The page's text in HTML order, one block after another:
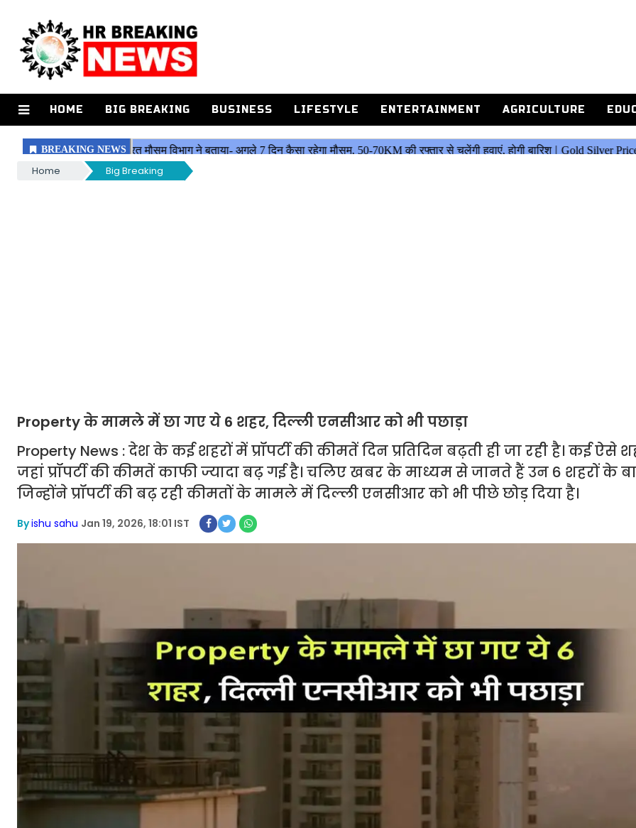
HOME BIG BREAKING BUSINESS LIFESTYLE ENTERTAINMENT AGRICULTURE
Home Big Breaking
Property के मामले में छा गए ये 6 शहर, दिल्ली एनसीआर को भी पछाड़ा
Property News : देश के कई शहरों में प्रॉपर्टी की कीमतें दिन प्रतिदिन बढ़ती ही जा रही है। कई ऐसे
जहां प्रॉपर्टी की कीमतें काफी ज्यादा बढ़ गई है। चलिए खबर के माध्यम से जानते हैं उन 6 शहरों के
जिन्होंने प्रॉपर्टी की बढ़ रही कीमतों के मामले में दिल्ली एनसीआर को भी पीछे छोड़ दिया है।
Byishu sahu Jan 19, 2026, 18:01 IST